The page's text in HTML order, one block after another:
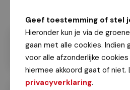
Geef toestemming of stel
Hieronder kun je via de
gaan met alle cookies. Indien
voor alle afzonderlijke
hiermee akkoord gaat of niet.
privacyverklaring.